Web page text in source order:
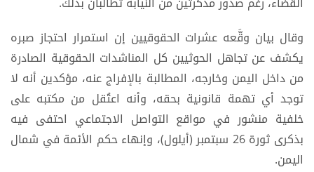
وقال بيان وقَّعه عشرات الحقوقيين إن استمرار احتجاز صبره
يكشف عن تجاهل الحوثيين كل المناشدات الحقوقية الصادرة
من داخل اليمن وخارجه، المطالبة بالإفراج عنه، مؤكدين أنه لا
توجد أي تهمة قانونية بحقه، وأنه اعتُقل من مكتبه على
خلفية منشور في مواقع التواصل الاجتماعي احتفى فيه
بذكرى ثورة 26 سبتمبر (أيلول)، وإنهاء حكم الأئمة في شمال
اليمن.